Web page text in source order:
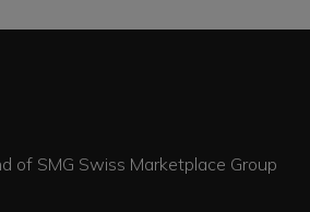
of SMG Swiss Marketplace Group